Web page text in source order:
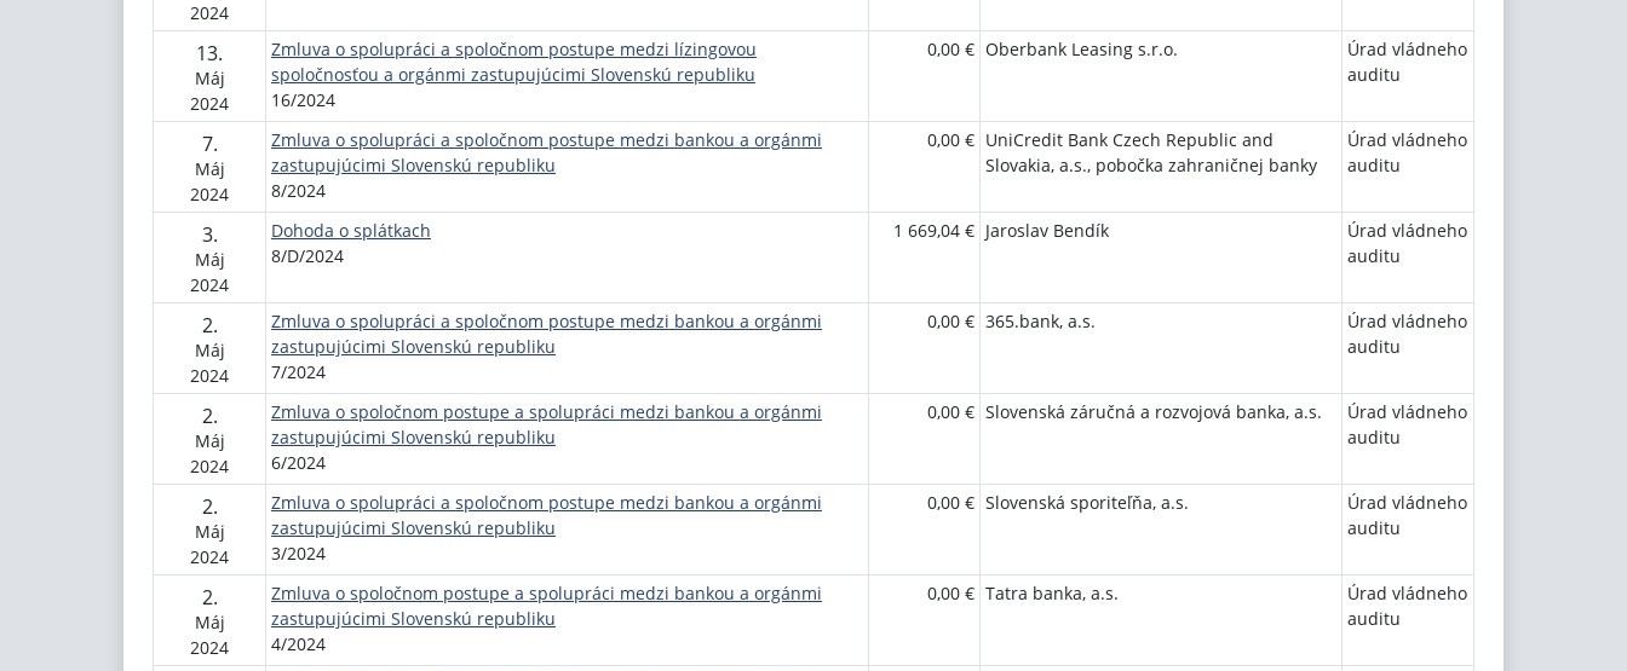
2024
13.
Máj
2024
Zmluva o spolupráci a spoločnom postupe medzi lízingovou
spoločnosťou a orgánmi zastupujúcimi Slovenskú republiku
16/2024
0,00 € Oberbank Leasing s.r.o.
Úrad vládneho
auditu
7.
Máj
2024
Zmluva o spolupráci a spoločnom postupe medzi bankou a orgánmi
zastupujúcimi Slovenskú republiku
8/2024
0,00 € UniCredit Bank Czech Republic and
Slovakia, a.s., pobočka zahraničnej banky
Úrad vládneho
auditu
3.
Máj
2024
Dohoda o splátkach
8/D/2024
1 669,04 € Jaroslav Bendík
Úrad vládneho
auditu
2.
Máj
2024
Zmluva o spolupráci a spoločnom postupe medzi bankou a orgánmi
zastupujúcimi Slovenskú republiku
7/2024
0,00 € 365.bank, a.s.
Úrad vládneho
auditu
2.
Máj
2024
Zmluva o spoločnom postupe a spolupráci medzi bankou a orgánmi
zastupujúcimi Slovenskú republiku
6/2024
0,00 € Slovenská záručná a rozvojová banka, a.s.
Úrad vládneho
auditu
2.
Máj
2024
Zmluva o spolupráci a spoločnom postupe medzi bankou a orgánmi
zastupujúcimi Slovenskú republiku
3/2024
0,00 € Slovenská sporiteľňa, a.s.
Úrad vládneho
auditu
2.
Máj
2024
Zmluva o spoločnom postupe a spolupráci medzi bankou a orgánmi
zastupujúcimi Slovenskú republiku
4/2024
0,00 € Tatra banka, a.s.
Úrad vládneho
auditu